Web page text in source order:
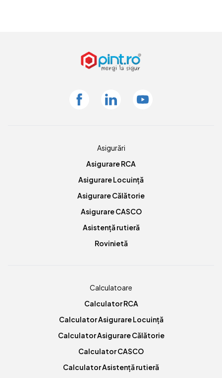
FacebookLinkedin Youtube
Asigurări
Asigurare RCA
Asigurare Locuință
Asigurare Călătorie
Asigurare CASCO
Asistență rutieră
Rovinietă
Calculatoare
Calculator RCA
Calculator Asigurare Locuință
Calculator Asigurare Călătorie
Calculator CASCO
Calculator Asistență rutieră